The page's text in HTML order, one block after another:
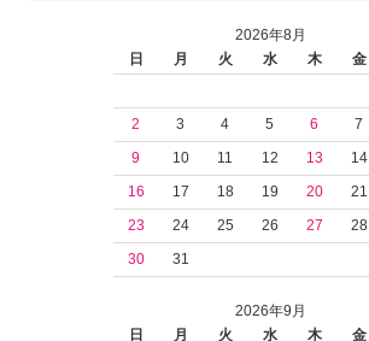
2026年8月
日
月 火 水 木 金
2
3 4 5 6 7
9
10 11 12 13 14
16
17 18 19 20 21
23
24 25 26 27 28
30
31
2026年9月
日
月 火 水 木 金